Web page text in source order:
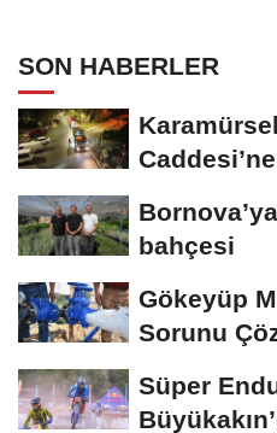
SON HABERLER
bahçesi
Gökeyüp
Sorunu
Süper